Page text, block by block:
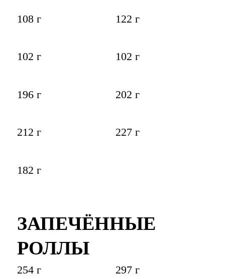
108 г 122 г
102 г 102 г
196 г 202 г
212 г 227 г
182 г
ЗАПЕЧЁННЫЕ
РОЛЛЫ
254 г 297 г